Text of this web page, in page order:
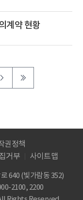
계약 현황
권정책
거부
사이트맵
640 (빛가람동 352)
2100, 2200